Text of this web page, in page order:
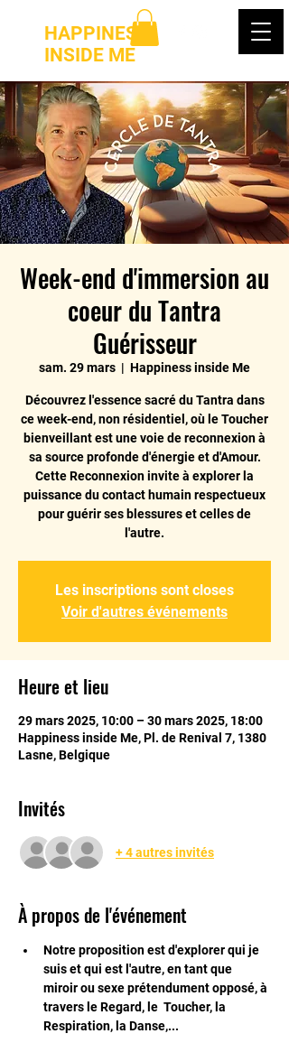
HAPPINESS
INSIDE ME
Week-end d'immersion au
coeur du Tantra
Guérisseur
sam. 29 mars
  |
Happiness inside Me
Découvrez l'essence sacré du Tantra dans
ce week-end, non résidentiel, où le Toucher
bienveillant est une voie de reconnexion à
sa source profonde d'énergie et d'Amour.
Cette Reconnexion invite à explorer la
puissance du contact humain respectueux
pour guérir ses blessures et celles de
l'autre.
Les inscriptions sont closes
Voir d'autres événements
Heure et lieu
29 mars 2025, 10:00 – 30 mars 2025, 18:00
Happiness inside Me, Pl. de Renival 7, 1380
Lasne, Belgique
Invités
+ 4 autres invités
À propos de l'événement
Notre proposition est d'explorer qui je
suis et qui est l'autre, en tant que
miroir ou sexe prétendument opposé, à
travers le Regard, le  Toucher, la
Respiration, la Danse,...